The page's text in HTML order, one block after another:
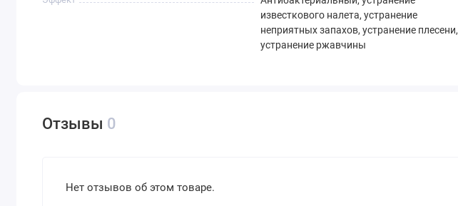
известкового налета, устранение
неприятных запахов, устранение плесени,
устранение ржавчины
Отзывы 0
Нет отзывов об этом товаре.